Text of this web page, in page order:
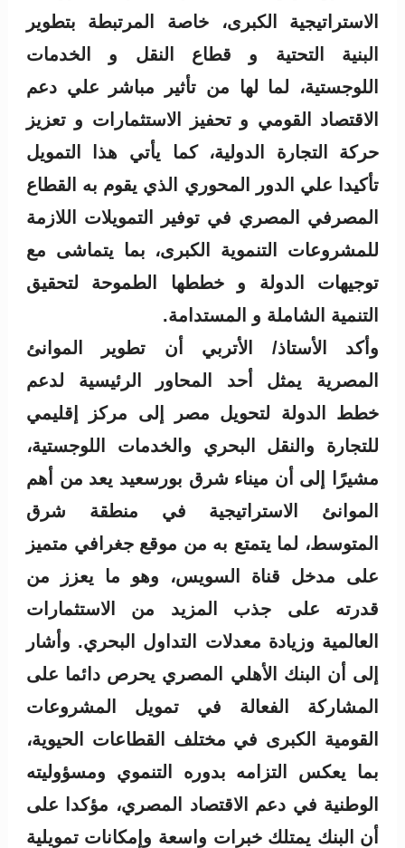
الاستراتيجية الكبرى، خاصة المرتبطة بتطوير
البنية التحتية و قطاع النقل و الخدمات
اللوجستية، لما لها من تأثير مباشر علي دعم
الاقتصاد القومي و تحفيز الاستثمارات و تعزيز
حركة التجارة الدولية، كما يأتي هذا التمويل
تأكيدا علي الدور المحوري الذي يقوم به القطاع
المصرفي المصري في توفير التمويلات اللازمة
للمشروعات التنموية الكبرى، بما يتماشى مع
توجيهات الدولة و خططها الطموحة لتحقيق
التنمية الشاملة و المستدامة.
وأكد الأستاذ/ الأتربي أن تطوير الموانئ
المصرية يمثل أحد المحاور الرئيسية لدعم
خطط الدولة لتحويل مصر إلى مركز إقليمي
للتجارة والنقل البحري والخدمات اللوجستية،
مشيرًا إلى أن ميناء شرق بورسعيد يعد من أهم
الموانئ الاستراتيجية في منطقة شرق
المتوسط، لما يتمتع به من موقع جغرافي متميز
على مدخل قناة السويس، وهو ما يعزز من
قدرته على جذب المزيد من الاستثمارات
العالمية وزيادة معدلات التداول البحري. وأشار
إلى أن البنك الأهلي المصري يحرص دائما على
المشاركة الفعالة في تمويل المشروعات
القومية الكبرى في مختلف القطاعات الحيوية،
بما يعكس التزامه بدوره التنموي ومسؤوليته
الوطنية في دعم الاقتصاد المصري، مؤكدا على
أن البنك يمتلك خبرات واسعة وإمكانات تمويلية